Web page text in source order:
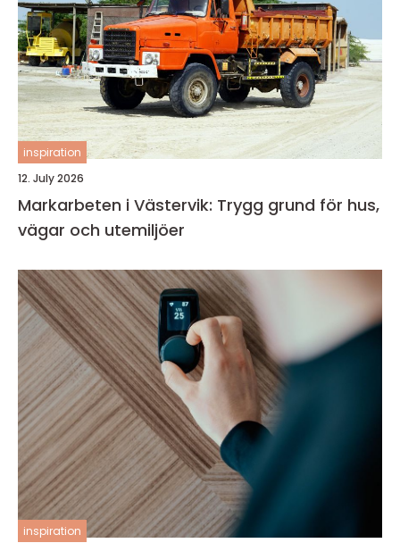
inspiration
12. July 2026
Markarbeten i Västervik: Trygg grund för hus,
vägar och utemiljöer
inspiration